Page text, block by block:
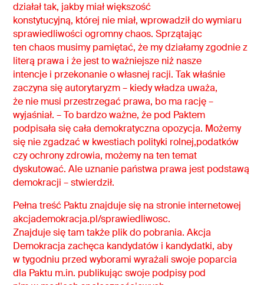
działał tak, jakby miał większość
konstytucyjną, której nie miał, wprowadził do wymiaru
sprawiedliwości ogromny chaos. Sprzątając
ten chaos musimy pamiętać, że my działamy zgodnie z
literą prawa i że jest to ważniejsze niż nasze
intencje i przekonanie o własnej racji. Tak właśnie
zaczyna się autorytaryzm – kiedy władza uważa,
że nie musi przestrzegać prawa, bo ma rację –
wyjaśniał. – To bardzo ważne, że pod Paktem
podpisała się cała demokratyczna opozycja. Możemy
się nie zgadzać w kwestiach polityki rolnej,podatków
czy ochrony zdrowia, możemy na ten temat
dyskutować. Ale uznanie państwa prawa jest podstawą
demokracji – stwierdził.
Pełna treść Paktu znajduje się na stronie internetowej
akcjademokracja.pl/sprawiedliwosc.
Znajduje się tam także plik do pobrania. Akcja
Demokracja zachęca kandydatów i kandydatki, aby
w tygodniu przed wyborami wyrażali swoje poparcia
dla Paktu m.in. publikując swoje podpisy pod